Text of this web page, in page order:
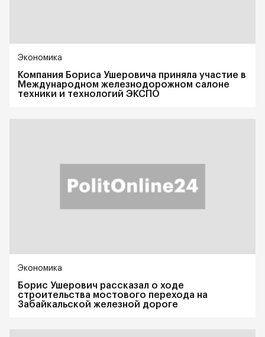
Экономика
Компания Бориса Ушеровича приняла участие в
Международном железнодорожном салоне
техники и технологий ЭКСПО
Экономика
Борис Ушерович рассказал о ходе
строительства мостового перехода на
Забайкальской железной дороге